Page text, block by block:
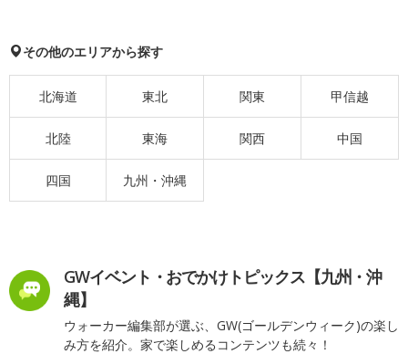
その他のエリアから探す
北海道 東北 関東 甲信越
北陸 東海 関西 中国
四国 九州・沖縄
GWイベント・おでかけトピックス【九州・沖
縄】
ウォーカー編集部が選ぶ、GW(ゴールデンウィーク)の楽し
み方を紹介。家で楽しめるコンテンツも続々！